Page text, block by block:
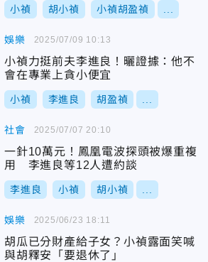
小禎 胡小禎 小禎胡盈禎
娛樂
小禎力挺前夫李進良！曬證據：他不
會在專業上貪小便宜
小禎 李進良 胡盈禎
2025/07/09 10:13
社會
一針10萬元！鳳凰電波探頭被爆重複
用 李進良等12人遭約談
李進良 小禎 胡小禎
2025/07/07 20:10
娛樂
胡瓜已分財產給子女？小禎露面笑喊
與胡釋安「要退休了」
2025/06/23 18:11